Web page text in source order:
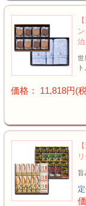
世
ト
価格： 11,818円(
旨